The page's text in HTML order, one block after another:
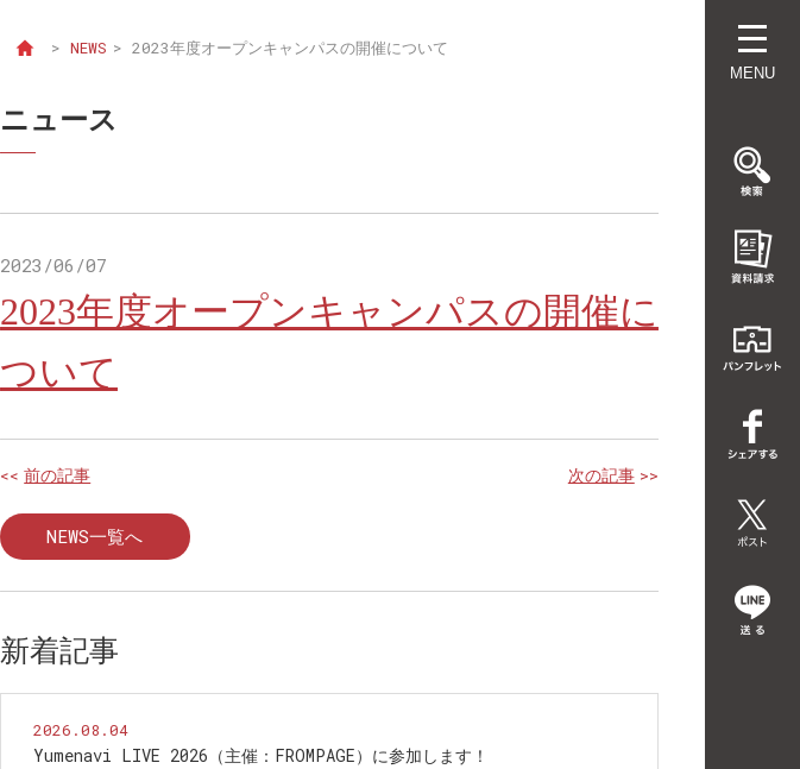
> NEWS > 2023年度オープンキャンパスの開催について
ニュース
2023/06/07
2023年度オープンキャンパスの開催に
ついて
<<前の記事 次の記事>>
NEWS一覧へ
新着記事
2026.08.04
Yumenavi LIVE 2026（主催：FROMPAGE）に参加します！
MENU